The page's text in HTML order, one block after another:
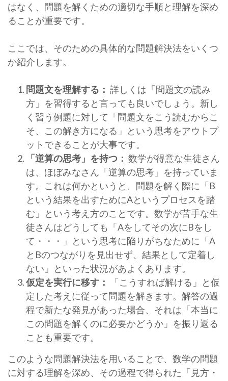
はなく、問題を解くための適切な手順と理解を深め
ることが重要です。
ここでは、そのための具体的な問題解決法をいくつ
か紹介します。
問題文を理解する： 詳しくは「問題文の読み
方」を習得すると言っても良いでしょう。新し
く習う例題に対して「問題文をこう読むからこ
そ、この解き方になる」という思考をアウトプ
ットできることが大事です。
「逆算の思考」を持つ： 数学が得意な生徒さん
は、ほぼみなさん「逆算の思考」を持っていま
す。これは何かというと、問題を解く際に「B
という結果を出すためにAというプロセスを踏
む」という考え方のことです。数学が苦手な生
徒さんはどうしても「Aをしてその次にBをし
て・・・」という思考に陥りがちなために「A
とBのつながりを見出せず、結果として定着し
ない」といった状況があよくあります。
仮定を実行に移す：
「こうすれば解ける」と仮
定した考えに従って問題を解きます。解答の過
程で新たな発見があった場合、それは「本当に
この問題を解くのに必要かどうか」を振り返る
ことも重要です。
このような問題解決法を用いることで、数学の問題
に対する理解を深め、その過程で得られた「見方・